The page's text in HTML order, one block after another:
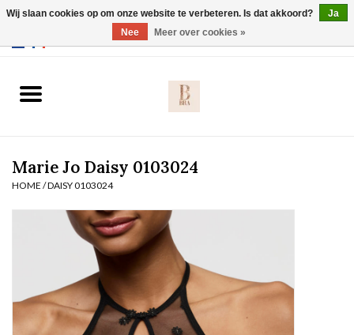
Slip
Body
Solden
Marie Jo Daisy 0103024
HOME /DAISY 0103024
Wij slaan cookies op om onze website te verbeteren. Is dat akkoord?
Ja
Nee
Meer over cookies »
Webshop werkt met EU maten. .